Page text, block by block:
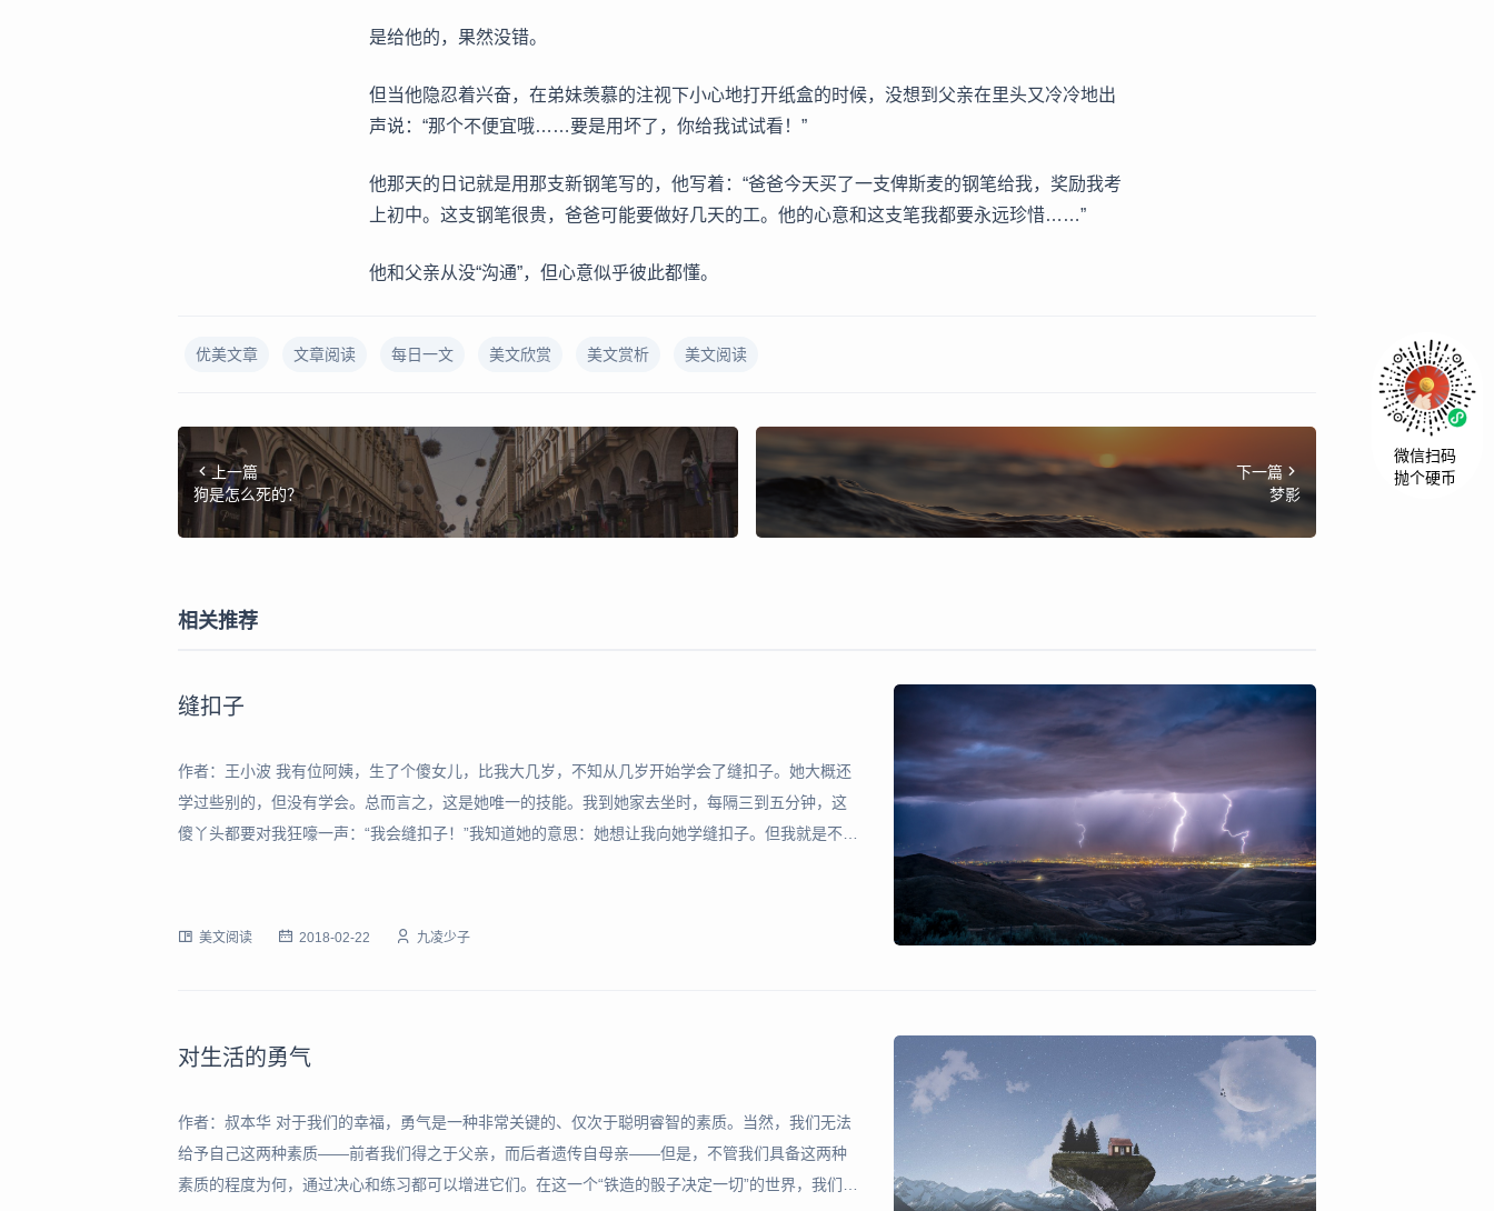
是给他的，果然没错。
但当他隐忍着兴奋，在弟妹羡慕的注视下小心地打开纸盒的时候，没想到父亲在里头又冷冷地出
声说：“那个不便宜哦……要是用坏了，你给我试试看！”
他那天的日记就是用那支新钢笔写的，他写着：“爸爸今天买了一支俾斯麦的钢笔给我，奖励我考
上初中。这支钢笔很贵，爸爸可能要做好几天的工。他的心意和这支笔我都要永远珍惜……”
他和父亲从没“沟通”，但心意似乎彼此都懂。
优美文章 文章阅读 每日一文 美文欣赏 美文赏析 美文阅读
上一篇
狗是怎么死的？
下一篇
梦影
相关推荐
缝扣子
作者：王小波 我有位阿姨，生了个傻女儿，比我大几岁，不知从几岁开始学会了缝扣子。她大概还
学过些别的，但没有学会。总而言之，这是她唯一的技能。我到她家去坐时，每隔三到五分钟，这
傻丫头都要对我狂嚎一声：“我会缝扣子！”我知道她的意思：她想让我向她学缝扣子。但我就是不
美文阅读 2018-02-22 九凌少子
对生活的勇气
作者：叔本华 对于我们的幸福，勇气是一种非常关键的、仅次于聪明睿智的素质。当然，我们无法
给予自己这两种素质——前者我们得之于父亲，而后者遗传自母亲——但是，不管我们具备这两种
素质的程度为何，通过决心和练习都可以增进它们。在这一个“铁造的骰子决定一切”的世界，我们需
微信扫码
抛个硬币